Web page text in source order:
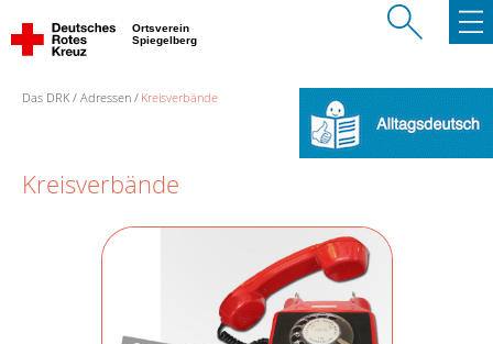
Ortsverein
Spiegelberg
Das DRK Adressen Kreisverbände
Kreisverbände